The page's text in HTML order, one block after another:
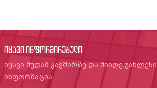
იყავი ინფორმირებული
იყავი მუდამ კავშირზე და მიიღე უახლესი
ინფორმაცია